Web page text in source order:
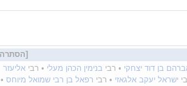
בן דוד יצחקי • רבי בנימין הכהן מעלי • רבי אליעזר
ישראל יעקב אלגאזי • רבי רפאל בן רבי שמואל מיוחס •